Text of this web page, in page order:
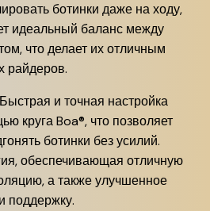
ботинки даже на ходу,
идеальный баланс между
что делает их отличным
райдеров.
Быстрая и точная настройка
круга Boa®, что позволяет
ботинки без усилий.
обеспечивающая отличную
а также улучшенное
поддержку.